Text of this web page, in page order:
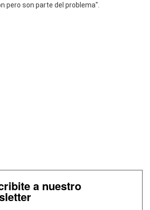
pero son parte del problema".
a nuestro